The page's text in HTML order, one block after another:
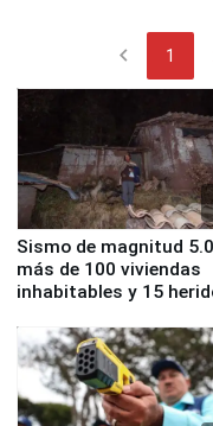
chevron_left 1
Sismo de magnitud
más de 100 viviendas
inhabitables y 15